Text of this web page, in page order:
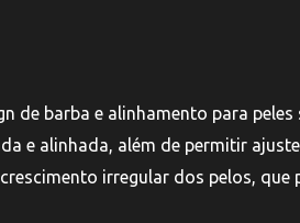
de barba e alinhamento para peles
e alinhada, além de permitir
irregular dos pelos,